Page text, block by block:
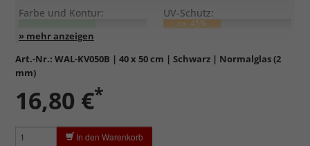
Farbe und Kontur: UV-Schutz:
ca. 45%
Entspiegelung:
Standardglas
Formstabil, preiswert, witterungs- und hitzebeständig
sowiekratzfest.
Reflektierende Oberfläche
werden kann.
Art.-Nr.: WAL-KV050B | 40 x 50 cm | Schwarz | Normalglas (2
mm)
16,80 €*
In den Warenkorb